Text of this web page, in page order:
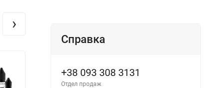
›
Справка
+38 093 308 3131
Отдел продаж